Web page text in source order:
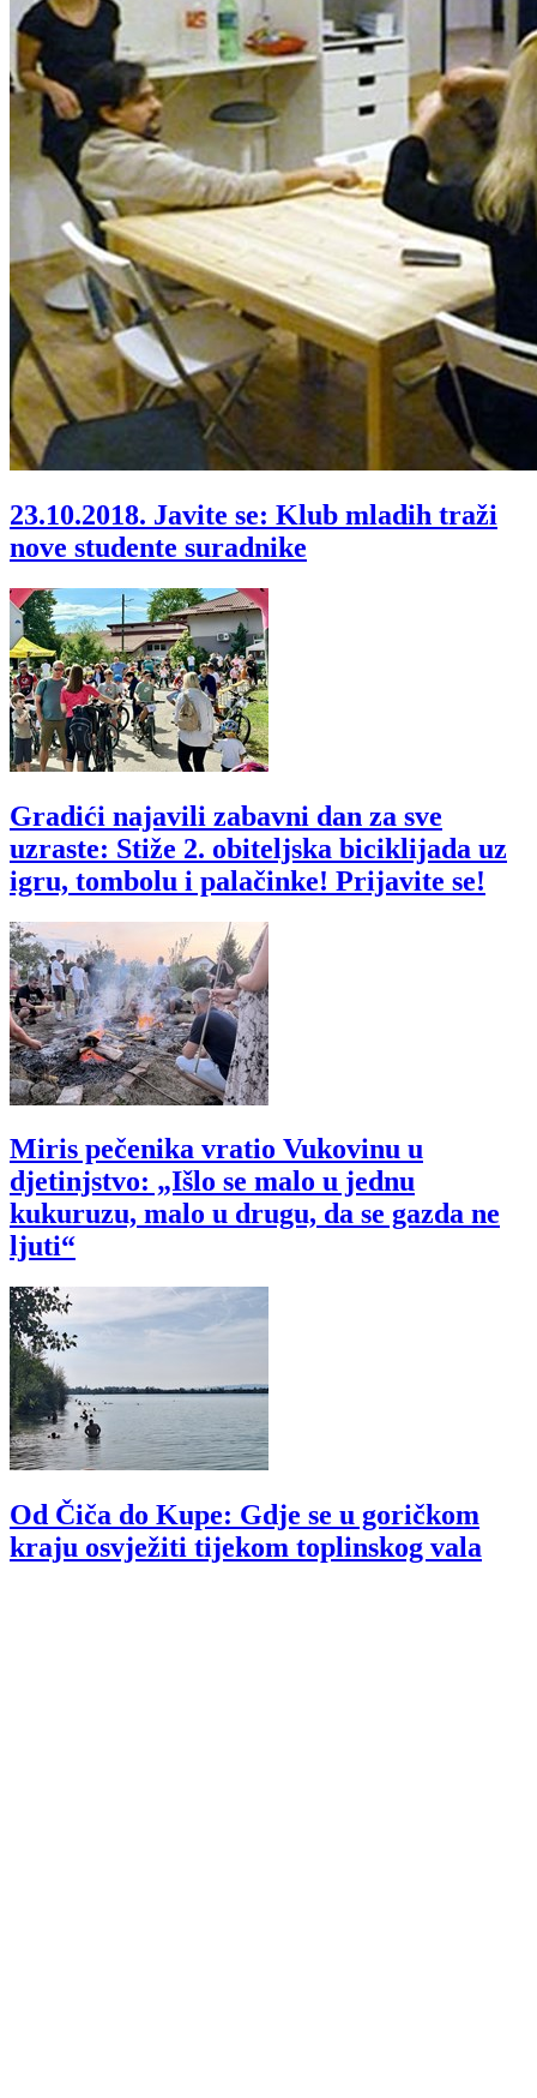
23.10.2018. Javite se: Klub mladih traži
nove studente suradnike
Gradići najavili zabavni dan za sve
uzraste: Stiže 2. obiteljska biciklijada uz
igru, tombolu i palačinke! Prijavite se!
Miris pečenika vratio Vukovinu u
djetinjstvo: „Išlo se malo u jednu
kukuruzu, malo u drugu, da se gazda ne
ljuti“
Od Čiča do Kupe: Gdje se u goričkom
kraju osvježiti tijekom toplinskog vala